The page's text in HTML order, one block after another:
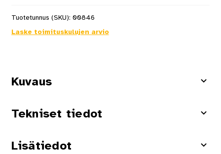
Tuotetunnus (SKU): 00846
Laske toimituskulujen arvio
Kuvaus
Tekniset tiedot
Lisätiedot